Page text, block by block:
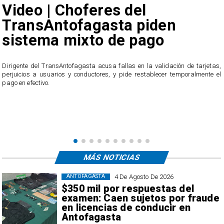
Video | Choferes del
TransAntofagasta piden
sistema mixto de pago
​Dirigente del TransAntofagasta acusa fallas en la validación de tarjetas,
perjuicios a usuarios y conductores, y pide restablecer temporalmente el
pago en efectivo.
4 De Agosto De 2026
$350 mil por respuestas del
examen: Caen sujetos por fraude
en licencias de conducir en
Antofagasta
ANTOFAGASTA
MÁS NOTICIAS